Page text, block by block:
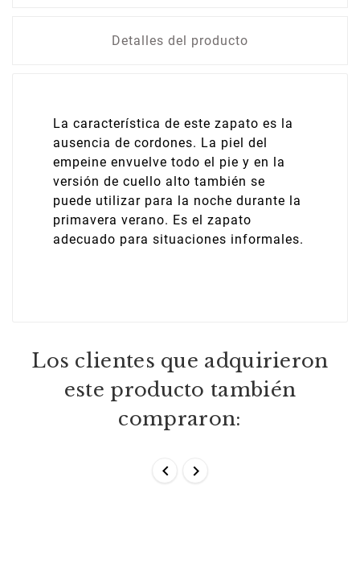
Detalles del producto
La característica de este zapato es la
ausencia de cordones. La piel del
empeine envuelve todo el pie y en la
versión de cuello alto también se
puede utilizar para la noche durante la
primavera verano. Es el zapato
adecuado para situaciones informales.
Los clientes que adquirieron
este producto también
compraron:
 